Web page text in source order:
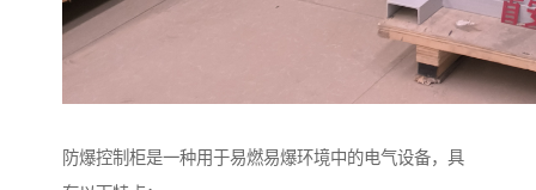
防爆控制柜是一种用于易燃易爆环境中的电气设备，具